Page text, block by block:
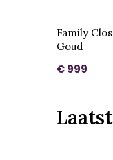
Family
Goud
€ 999